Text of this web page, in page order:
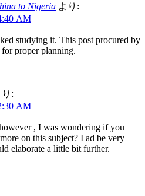
to Nigeria より:
AM
studying it. This post procured by
proper planning.
り:
AM
, I was wondering if you
on this subject? I ad be very
elaborate a little bit further.